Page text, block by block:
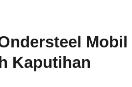
Mobil
Kaputihan